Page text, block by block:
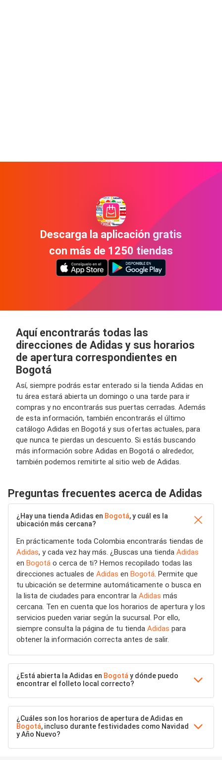
Descarga la aplicación gratis
con más de 1250 tiendas
Aquí encontrarás todas las
direcciones de Adidas y sus horarios
de apertura correspondientes en
Bogotá
Así, siempre podrás estar enterado si la tienda Adidas en
tu área estará abierta un domingo o una tarde para ir
compras y no encontrarás sus puertas cerradas. Además
de esta información, también encontrarás el último
catálogo Adidas en Bogotá y sus ofertas actuales, para
que nunca te pierdas un descuento. Si estás buscando
más información sobre Adidas en Bogotá o alrededor,
también podemos remitirte al sitio web de Adidas.
Preguntas frecuentes acerca de Adidas
¿Hay una tienda Adidas en Bogotá, y cuál es la
ubicación más cercana?
En prácticamente toda Colombia encontrarás tiendas de
Adidas, y cada vez hay más. ¿Buscas una tienda Adidas
en Bogotá o cerca de ti? Hemos recopilado todas las
direcciones actuales de Adidas en Bogotá. Permite que
tu ubicación se determine automáticamente o busca en
la lista de ciudades para encontrar la Adidas más
cercana. Ten en cuenta que los horarios de apertura y los
servicios pueden variar según la sucursal. Por ello,
siempre consulta la página de tu tienda Adidas para
obtener la información correcta antes de salir.
¿Está abierta la Adidas en Bogotá y dónde puedo
encontrar el folleto local correcto?
¿Cuáles son los horarios de apertura de Adidas en
Bogotá, incluso durante festividades como Navidad
y Año Nuevo?